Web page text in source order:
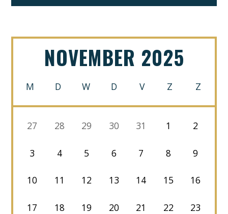
NOVEMBER 2025
M D W D V Z Z
27 28 29 30 31 1 2
3 4 5 6 7 8 9
10 11 12 13 14 15 16
17 18 19 20 21 22 23